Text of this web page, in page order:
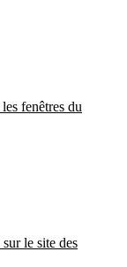
fenêtres du
le site des